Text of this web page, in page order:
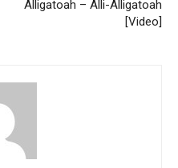
Alligatoah – Alli-Alligatoah
[Video]